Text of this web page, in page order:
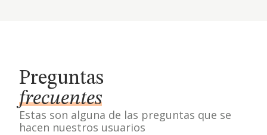
Preguntas
frecuentes
Estas son alguna de las preguntas que se
hacen nuestros usuarios